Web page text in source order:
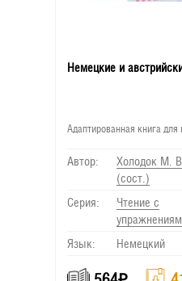
Немецкие и
Адаптированная книга
Автор:
Холодок М.
(сост.)
Серия:
Чтение с
Язык:
Немецкий